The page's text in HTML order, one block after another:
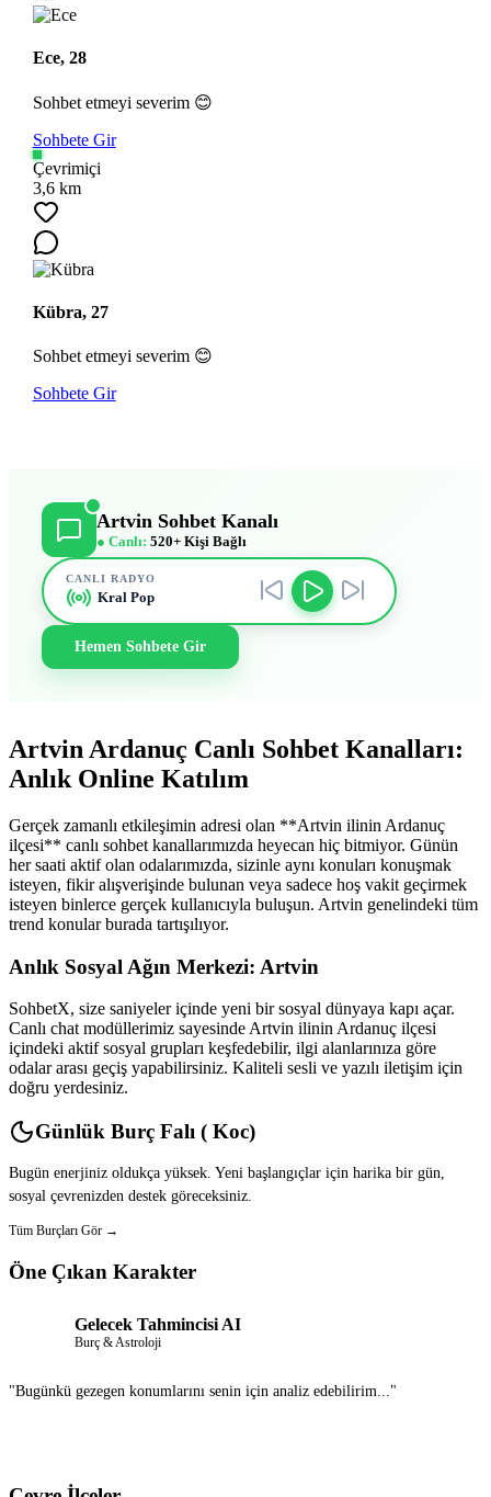
Ece, 28
Sohbet etmeyi severim 😊
Sohbete Gir
Çevrimiçi
3,6 km
Kübra, 27
Sohbet etmeyi severim 😊
Sohbete Gir
Artvin Sohbet Kanalı
● Canlı: 520+ Kişi Bağlı
CANLI RADYO
Kral Pop
Hemen Sohbete Gir
Artvin Ardanuç Canlı Sohbet Kanalları:
Anlık Online Katılım
Gerçek zamanlı etkileşimin adresi olan **Artvin ilinin Ardanuç
ilçesi** canlı sohbet kanallarımızda heyecan hiç bitmiyor. Günün
her saati aktif olan odalarımızda, sizinle aynı konuları konuşmak
isteyen, fikir alışverişinde bulunan veya sadece hoş vakit geçirmek
isteyen binlerce gerçek kullanıcıyla buluşun. Artvin genelindeki tüm
trend konular burada tartışılıyor.
Anlık Sosyal Ağın Merkezi: Artvin
SohbetX, size saniyeler içinde yeni bir sosyal dünyaya kapı açar.
Canlı chat modüllerimiz sayesinde Artvin ilinin Ardanuç ilçesi
içindeki aktif sosyal grupları keşfedebilir, ilgi alanlarınıza göre
odalar arası geçiş yapabilirsiniz. Kaliteli sesli ve yazılı iletişim için
doğru yerdesiniz.
Günlük Burç Falı ( Koc)
Bugün enerjiniz oldukça yüksek. Yeni başlangıçlar için harika bir gün,
sosyal çevrenizden destek göreceksiniz.
Tüm Burçları Gör →
Öne Çıkan Karakter
Gelecek Tahmincisi AI
Burç & Astroloji
"Bugünkü gezegen konumlarını senin için analiz edebilirim..."